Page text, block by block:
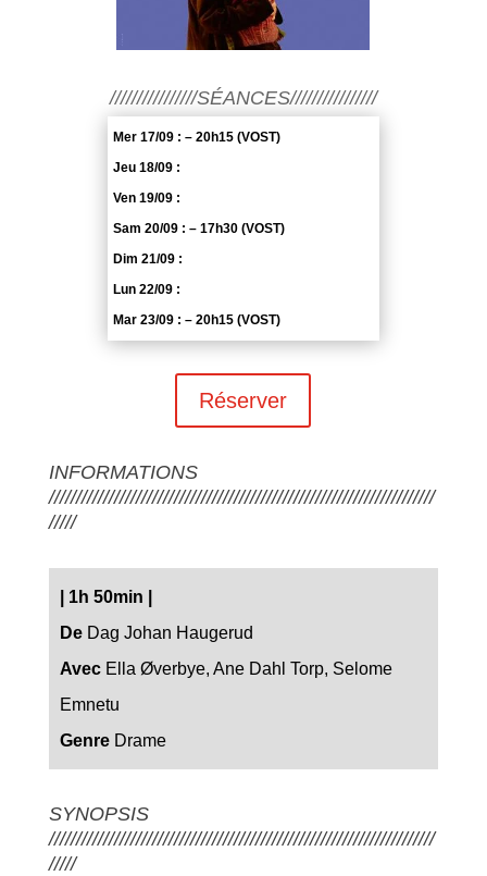
////////////////SÉANCES////////////////
Mer 17/09 : – 20h15 (VOST)
Jeu 18/09 :
Ven 19/09 :
Sam 20/09 : – 17h30 (VOST)
Dim 21/09 :
Lun 22/09 :
Mar 23/09 : – 20h15 (VOST)
Réserver
INFORMATIONS
///////////////////////////////////////////////////////////////////////
/////
1h 50min
DeDag Johan Haugerud
AvecElla Øverbye, Ane Dahl Torp, Selome
Emnetu
GenreDrame
SYNOPSIS
///////////////////////////////////////////////////////////////////////
/////